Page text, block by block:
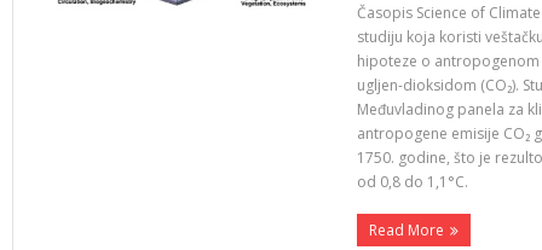
Časopis Science of
studiju koja koristi
hipoteze o
ugljen-dioksidom (CO₂).
Međuvladinog panela za
antropogene emisije CO₂
1750. godine, što je
od 0,8 do 1,1°C.
Read More